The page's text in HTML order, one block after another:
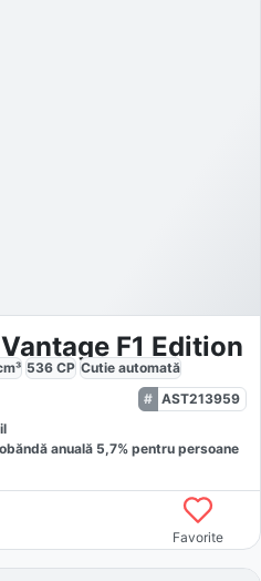
F1 Edition
536 CP Cutie automată
AST213959
anuală 5,7% pentru persoane
Favorite